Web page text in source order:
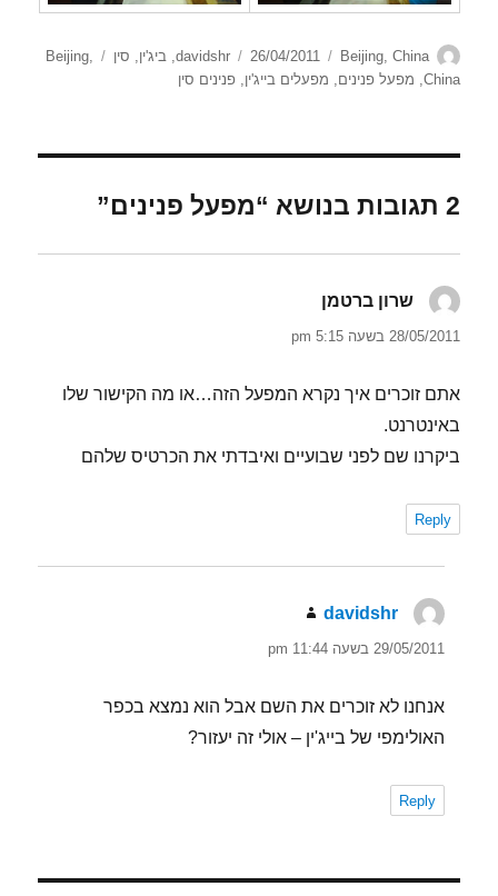
מחבר davidshr
פורסם
בתאריך
26/04/2011
קטגוריות Beijing, China
,ביג'ין, סין תגיות
Beijing,
China
, מפעל פנינים, מפעלים בייג'ין,פנינים סין
2 תגובות בנושא “מפעל פנינים”
שרון ברטמן
28/05/2011 בשעה 5:15 pm
אתם זוכרים איך נקרא המפעל הזה…או מה הקישור שלו
באינטרנט.
ביקרנו שם לפני שבועיים ואיבדתי את הכרטיס שלהם
Reply
davidshr
29/05/2011 בשעה 11:44 pm
אנחנו לא זוכרים את השם אבל הוא נמצא בכפר
האולימפי של בייג'ין – אולי זה יעזור?
Reply